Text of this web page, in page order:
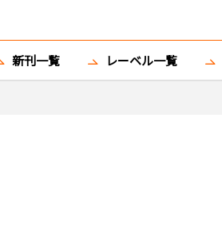
新刊一覧 レーベル一覧